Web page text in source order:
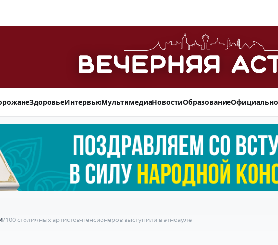
ЗдоровьеИнтервьюМультимедиаНовостиОбразованиеОфициально
/100 столичных артистов-пенсионеров выступили в этноауле